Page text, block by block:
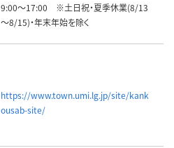
9:00～17:00　※土日祝・夏季休業(8/13
～8/15)・年末年始を除く
https://www.town.umi.lg.jp/site/kank
ousab-site/